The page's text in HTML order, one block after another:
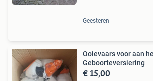
Geesteren
Ooievaars voor aan
Geboorteversiering
€ 15,00